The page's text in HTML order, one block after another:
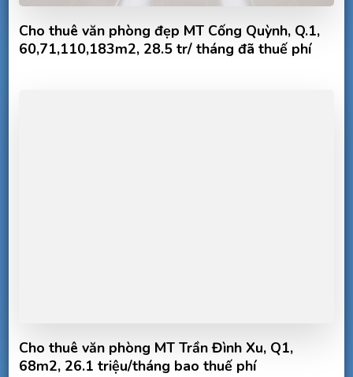
Cho thuê văn phòng đẹp MT Cống Quỳnh, Q.1,
60,71,110,183m2, 28.5 tr/ tháng đã thuế phí
Cho thuê văn phòng MT Trần Đình Xu, Q1,
68m2, 26.1 triệu/tháng bao thuế phí